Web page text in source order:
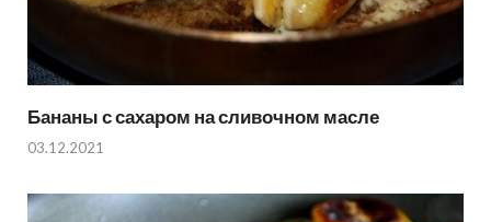
Бананы с сахаром на сливочном масле
03.12.2021